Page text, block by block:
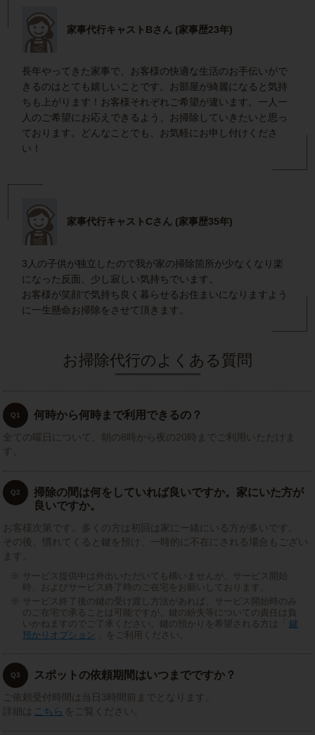
家事代行キャストBさん (家事歴23年)
長年やってきた家事で、お客様の快適な生活のお手伝いがで
きるのはとても嬉しいことです。お部屋が綺麗になると気持
ちも上がります！お客様それぞれご希望が違います。一人一
人のご希望にお応えできるよう、お掃除していきたいと思っ
ております。どんなことでも、お気軽にお申し付けくださ
い！
家事代行キャストCさん (家事歴35年)
3人の子供が独立したので我が家の掃除箇所が少なくなり楽
になった反面、少し寂しい気持ちでいます。
お客様が笑顔で気持ち良く暮らせるお住まいになりますよう
に一生懸命お掃除をさせて頂きます。
お掃除代行のよくある質問
Q1 何時から何時まで利用できるの？
全ての曜日について、朝の8時から夜の20時までご利用いただけま
す。
Q2
掃除の間は何をしていれば良いですか。家にいた方が
良いですか。
お客様次第です。多くの方は初回は家に一緒にいる方が多いです。
その後、慣れてくると鍵を預け、一時的に不在にされる場合もござい
ます。
サービス提供中は外出いただいても構いませんが、サービス開始
時、およびサービス終了時のご在宅をお願いしております。
サービス終了後の鍵の受け渡し方法があれば、サービス開始時のみ
のご在宅で承ることは可能ですが、鍵の紛失等についての責任は負
いかねますのでご了承ください。鍵の預かりを希望される方は「
鍵
預かりオプション
」をご利用ください。
Q3 スポットの依頼期間はいつまでですか？
ご依頼受付時間は当日3時間前までとなります。
詳細は こちら をご覧ください。